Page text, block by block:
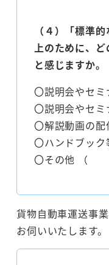
（４）「標準
上のために、
と感じますか。
〇説明会やセミ
〇説明会やセミ
〇解説動画の配
〇ハンドブック
〇その
貨物自動車運送事
お伺いいたします。